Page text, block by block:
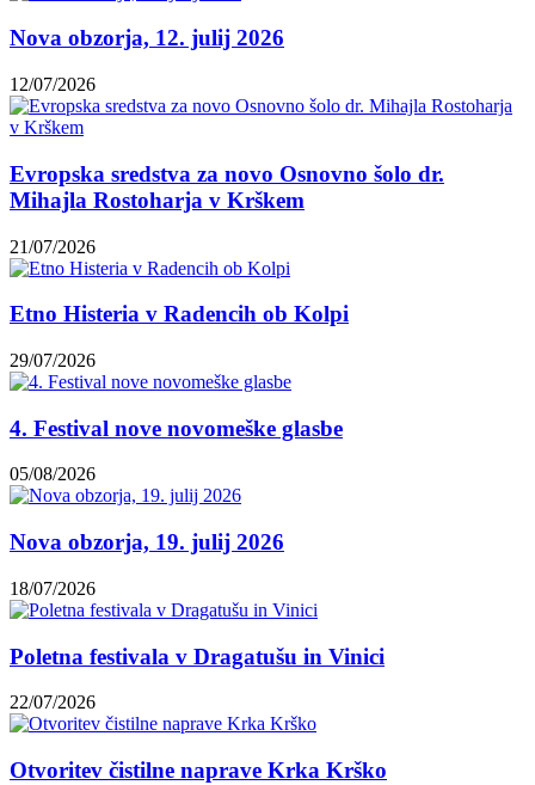
Nova obzorja, 12. julij 2026
12/07/2026
Evropska sredstva za novo Osnovno šolo dr.
Mihajla Rostoharja v Krškem
21/07/2026
Etno Histeria v Radencih ob Kolpi
29/07/2026
4. Festival nove novomeške glasbe
05/08/2026
Nova obzorja, 19. julij 2026
18/07/2026
Poletna festivala v Dragatušu in Vinici
22/07/2026
Otvoritev čistilne naprave Krka Krško